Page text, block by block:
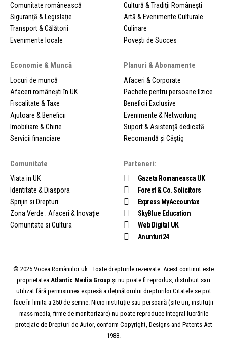
Comunitate românească
Siguranță & Legislație
Transport & Călătorii
Evenimente locale
Cultură & Tradiții Românești
Artă & Evenimente Culturale
Culinare
Povești de Succes
Economie & Muncă
Locuri de muncă
Afaceri românești în UK
Fiscalitate & Taxe
Ajutoare & Beneficii
Imobiliare & Chirie
Servicii financiare
Planuri & Abonamente
Afaceri & Corporate
Pachete pentru persoane fizice
Beneficii Exclusive
Evenimente & Networking
Suport & Asistență dedicată
Recomandă și Câștig
Comunitate
Viata in UK
Identitate & Diaspora
Sprijin si Drepturi
Zona Verde : Afaceri & Inovație
Comunitate si Cultura
Parteneri:
Gazeta Romaneasca UK
Forest & Co. Solicitors
Express MyAccountax
SkyBlue Education
Web Digital UK
Anunturi24
© 2025 Vocea Româniilor uk . Toate drepturile rezervate. Acest continut este
proprietatea Atlantic Media Group și nu poate fi reprodus, distribuit sau
utilizat fără permisiunea expresă a deținătorului drepturilor.Citatele se pot
face în limita a 250 de semne. Nicio instituţie sau persoană (site-uri, instituţii
mass-media, firme de monitorizare) nu poate reproduce integral lucrările
protejate de Drepturi de Autor, conform Copyright, Designs and Patents Act
1988.